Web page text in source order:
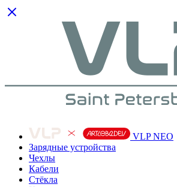
VLP NEO
Зарядные устройства
Чехлы
Кабели
Cтёкла